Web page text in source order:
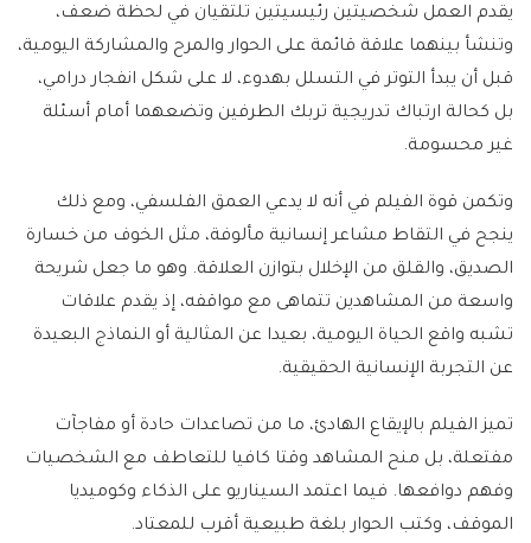
يقدم العمل شخصيتين رئيسيتين تلتقيان في لحظة ضعف،
وتنشأ بينهما علاقة قائمة على الحوار والمرح والمشاركة اليومية،
قبل أن يبدأ التوتر في التسلل بهدوء، لا على شكل انفجار درامي،
بل كحالة ارتباك تدريجية تربك الطرفين وتضعهما أمام أسئلة
غير محسومة.
وتكمن قوة الفيلم في أنه لا يدعي العمق الفلسفي، ومع ذلك
ينجح في التقاط مشاعر إنسانية مألوفة، مثل الخوف من خسارة
الصديق، والقلق من الإخلال بتوازن العلاقة. وهو ما جعل شريحة
واسعة من المشاهدين تتماهى مع مواقفه، إذ يقدم علاقات
تشبه واقع الحياة اليومية، بعيدا عن المثالية أو النماذج البعيدة
عن التجربة الإنسانية الحقيقية.
تميز الفيلم بالإيقاع الهادئ، ما من تصاعدات حادة أو مفاجآت
مفتعلة، بل منح المشاهد وقتا كافيا للتعاطف مع الشخصيات
وفهم دوافعها. فيما اعتمد السيناريو على الذكاء وكوميديا
الموقف، وكتب الحوار بلغة طبيعية أقرب للمعتاد.